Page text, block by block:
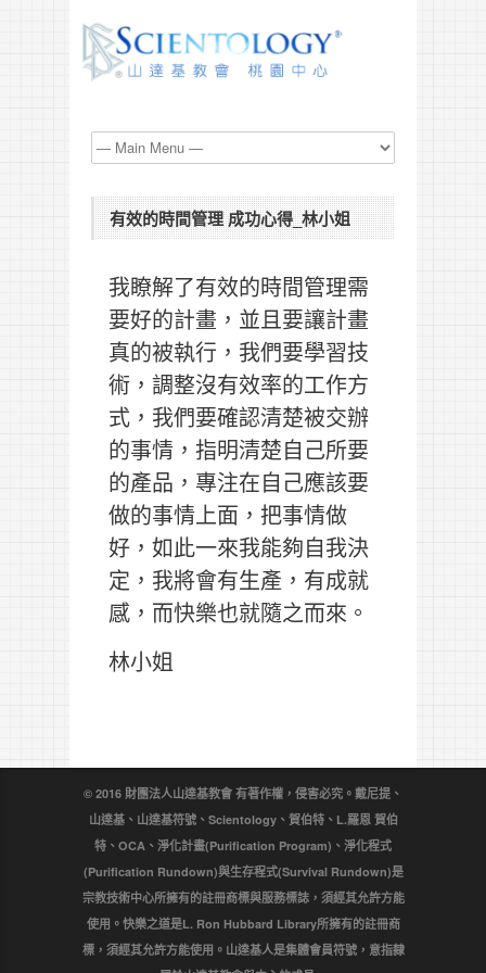
有效的時間管理 成功心得_林小姐
我瞭解了有效的時間管理需
要好的計畫，並且要讓計畫
真的被執行，我們要學習技
術，調整沒有效率的工作方
式，我們要確認清楚被交辦
的事情，指明清楚自己所要
的產品，專注在自己應該要
做的事情上面，把事情做
好，如此一來我能夠自我決
定，我將會有生產，有成就
感，而快樂也就隨之而來。
林小姐
© 2016 財團法人山達基教會 有著作權，侵害必究。戴尼提、
山達基、山達基符號、Scientology、賀伯特、L.羅恩 賀伯
特、OCA、淨化計畫(Purification Program)、淨化程式
(Purification Rundown)與生存程式(Survival Rundown)是
宗教技術中心所擁有的註冊商標與服務標誌，須經其允許方能
使用。快樂之道是L. Ron Hubbard Library所擁有的註冊商
標，須經其允許方能使用。山達基人是集體會員符號，意指隸